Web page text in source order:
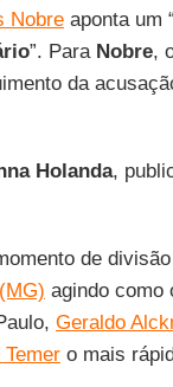
Nobreaponta um
”. Para Nobre,
da
Holanda,
de
agindo como
Geraldo
o mais